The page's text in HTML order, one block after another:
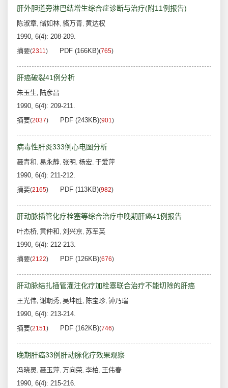
肝外胆道旁淋巴结增生综合症诊断与治疗(附11例报告)
陈淑章, 储如林, 骆万青, 黄达权
1990, 6(4): 208-209.
摘要(2311) PDF (166KB)(765)
肝癌破裂41例分析
朱玉生, 陆彦昌
1990, 6(4): 209-211.
摘要(2037) PDF (243KB)(901)
病毒性肝炎333例心电图分析
聂青和 , 易永静, 张明 , 杨宏, 于爱萍
1990, 6(4): 211-212.
摘要(2165) PDF (113KB)(982)
肝动脉插管化疗栓塞等综合治疗中晚期肝癌41例报告
叶杰桥, 黄仲和 , 刘兴京, 苏军英
1990, 6(4): 212-213.
摘要(2122) PDF (126KB)(676)
肝动脉结扎插管灌注化疗加栓塞联合治疗不能切除的肝癌
王光伟, 谢朝秀, 吴坤胜, 陈宝珍, 钟乃瑞
1990, 6(4): 213-214.
摘要(2151) PDF (162KB)(746)
晚期肝癌33例肝动脉化疗效果观察
冯晓灵 , 聂玉萍, 万向荣, 李柏, 王伟春
1990, 6(4): 215-216.